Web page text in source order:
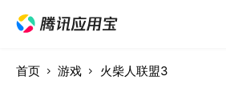
首页 游戏 火柴人联盟3